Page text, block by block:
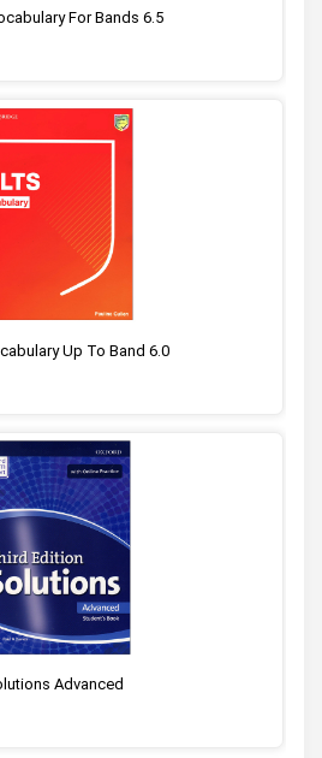
For Bands 6.5
Up To Band 6.0
Advanced